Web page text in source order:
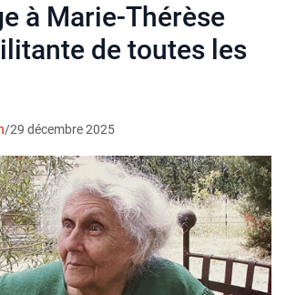
à Marie-Thérèse
de toutes les
/29 décembre 2025